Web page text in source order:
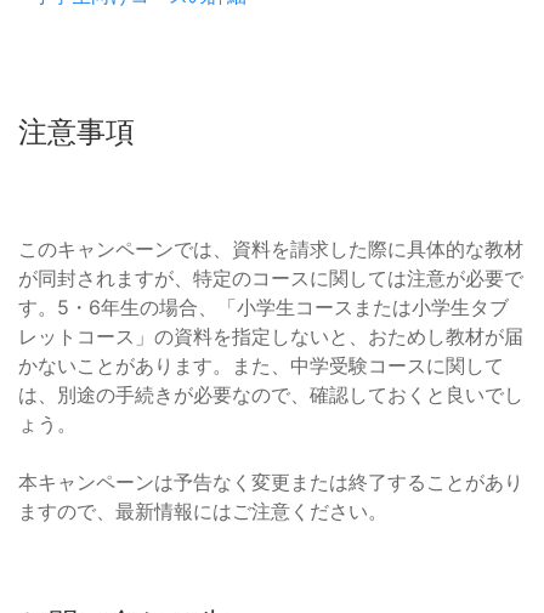
注意事項
このキャンペーンでは、資料を請求した際に具体的な教材
が同封されますが、特定のコースに関しては注意が必要で
す。5・6年生の場合、「小学生コースまたは小学生タブ
レットコース」の資料を指定しないと、おためし教材が届
かないことがあります。また、中学受験コースに関して
は、別途の手続きが必要なので、確認しておくと良いでし
ょう。
本キャンペーンは予告なく変更または終了することがあり
ますので、最新情報にはご注意ください。